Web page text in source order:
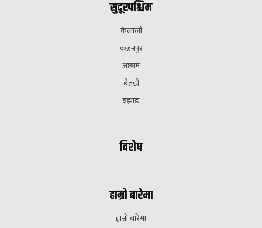
सुदूरपश्चिम
कैलाली
कञ्चनपुर
अछाम
बैतडी
बझाङ
विशेष
हाम्रो बारेमा
हाम्रो बारेमा